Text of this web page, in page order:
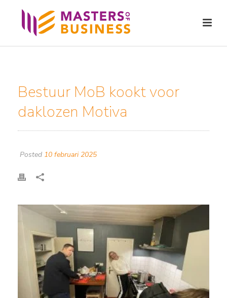
Bestuur MoB kookt voor
daklozen Motiva
Posted 10 februari 2025